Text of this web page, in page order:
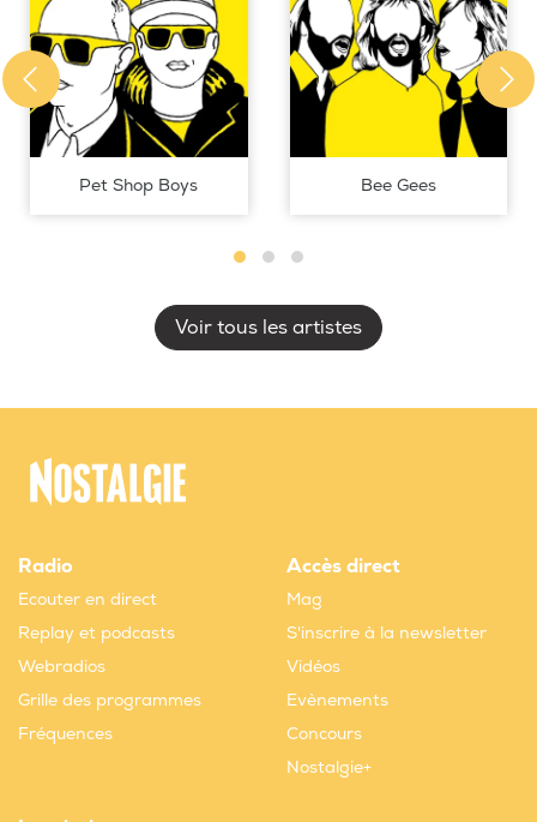
Pet Shop Boys Bee Gees
Voir tous les artistes
Radio
Ecouter en direct
Replay et podcasts
Webradios
Grille des programmes
Fréquences
Accès direct
Mag
S'inscrire à la newsletter
Vidéos
Evènements
Concours
Nostalgie+